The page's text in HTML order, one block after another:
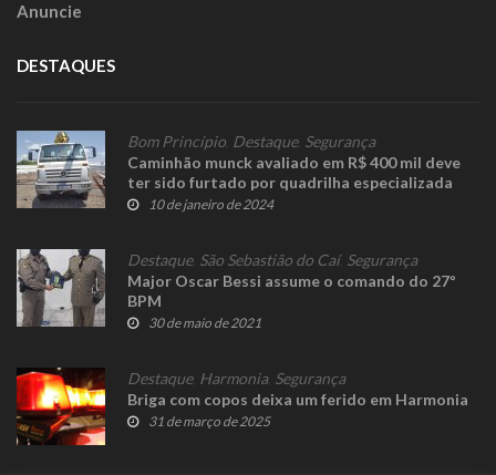
Anuncie
DESTAQUES
Bom Princípio Destaque, Segurança
Caminhão munck avaliado em R$ 400 mil deve
ter sido furtado por quadrilha especializada
10 de janeiro de 2024
Destaque, São Sebastião do Caí, Segurança
Major Oscar Bessi assume o comando do 27º
BPM
30 de maio de 2021
Destaque, Harmonia, Segurança
Briga com copos deixa um ferido em Harmonia
31 de março de 2025